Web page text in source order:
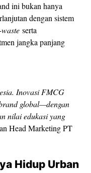
ini bukan hanya
dengan sistem
serta
jangka panjang
Inovasi FMCG
global—dengan
nilai edukasi yang
Head Marketing PT
Hidup Urban